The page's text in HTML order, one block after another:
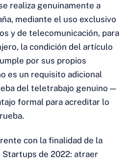
realiza genuinamente a
mediante el uso exclusivo
y de telecomunicación, para
la condición del artículo
por sus propios
es un requisito adicional
del teletrabajo genuino —
formal para acreditar lo
con la finalidad de la
de 2022: atraer